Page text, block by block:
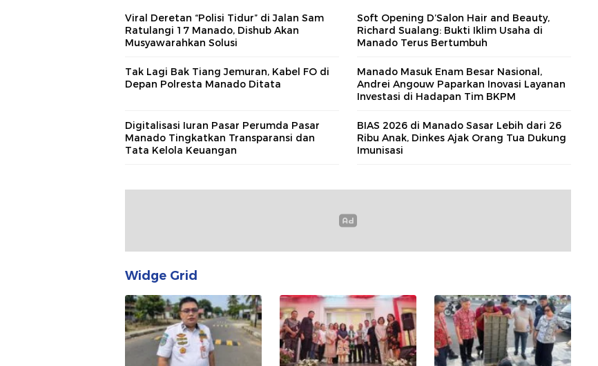
Viral Deretan “Polisi Tidur” di Jalan Sam
Ratulangi 17 Manado, Dishub Akan
Musyawarahkan Solusi
Soft Opening D’Salon Hair and Beauty,
Richard Sualang: Bukti Iklim Usaha di
Manado Terus Bertumbuh
Tak Lagi Bak Tiang Jemuran, Kabel FO di
Depan Polresta Manado Ditata
Manado Masuk Enam Besar Nasional,
Andrei Angouw Paparkan Inovasi Layanan
Investasi di Hadapan Tim BKPM
Digitalisasi Iuran Pasar Perumda Pasar
Manado Tingkatkan Transparansi dan
Tata Kelola Keuangan
BIAS 2026 di Manado Sasar Lebih dari 26
Ribu Anak, Dinkes Ajak Orang Tua Dukung
Imunisasi
Widge Grid